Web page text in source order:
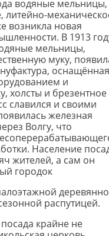
водяные мельницы,
возникла новая
В 1913
мельницы,
муку,
оснащённая
и
холсты и брезентное
славился и своими
железная
Волгу, что
Население
жителей, а сам он
городок
распутицей.
крайне не